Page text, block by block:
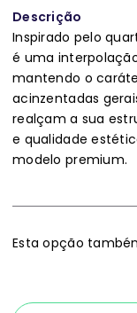
Descrição
Inspirado pelo
é uma
mantendo o
acinzentadas
realçam a sua
e qualidade
modelo premium.
Esta opção